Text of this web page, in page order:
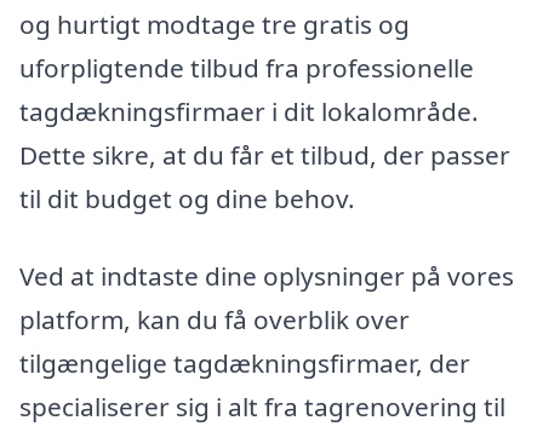
og hurtigt modtage tre gratis og
uforpligtende tilbud fra professionelle
tagdækningsfirmaer i dit lokalområde.
Dette sikre, at du får et tilbud, der passer
til dit budget og dine behov.
Ved at indtaste dine oplysninger på vores
platform, kan du få overblik over
tilgængelige tagdækningsfirmaer, der
specialiserer sig i alt fra tagrenovering til